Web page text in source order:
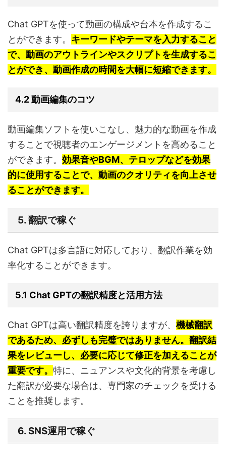
Chat GPTを使って動画の構成や台本を作成するこ
とができます。 キーワードやテーマを入力すること
で、動画のアウトラインやスクリプトを生成するこ
とができ、動画作成の時間を大幅に短縮できます。
4.2 動画編集のコツ
動画編集ソフトを使いこなし、魅力的な動画を作成
することで視聴者のエンゲージメントを高めること
ができます。 効果音やBGM、テロップなどを効果
的に使用することで、動画のクオリティを向上させ
ることができます。
5. 翻訳で稼ぐ
Chat GPTは多言語に対応しており、翻訳作業を効
率化することができます。
5.1 Chat GPTの翻訳精度と活用方法
Chat GPTは高い翻訳精度を誇りますが、 機械翻訳
であるため、必ずしも完璧ではありません。翻訳結
果をレビューし、必要に応じて修正を加えることが
重要です。 特に、ニュアンスや文化的背景を考慮し
た翻訳が必要な場合は、専門家のチェックを受ける
ことを推奨します。
6. SNS運用で稼ぐ